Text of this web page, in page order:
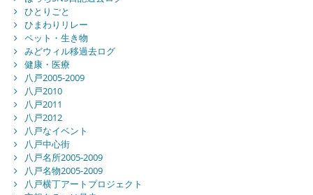
ひとりごと
ひまわりリレー
ペット・生き物
みどウィル移過去ログ
健康・医療
八戸2005-2009
八戸2010
八戸2011
八戸2012
八戸なイベント
八戸中心街
八戸名所2005-2009
八戸名物2005-2009
八戸横丁アートプロジェクト